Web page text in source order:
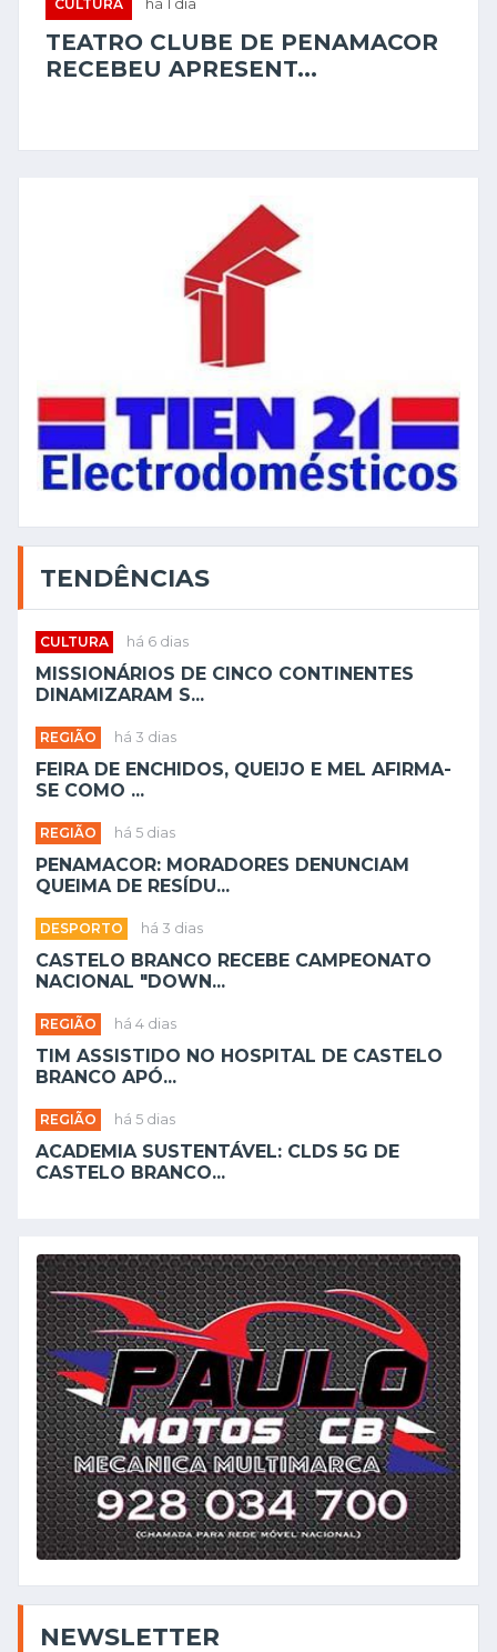
CULTURA há 1 dia
TEATRO CLUBE DE PENAMACOR
RECEBEU APRESENT...
TENDÊNCIAS
CULTURA há 6 dias
MISSIONÁRIOS DE CINCO CONTINENTES
DINAMIZARAM S...
REGIÃO há 3 dias
FEIRA DE ENCHIDOS, QUEIJO E MEL AFIRMA-
SE COMO ...
REGIÃO há 5 dias
PENAMACOR: MORADORES DENUNCIAM
QUEIMA DE RESÍDU...
DESPORTO há 3 dias
CASTELO BRANCO RECEBE CAMPEONATO
NACIONAL "DOWN...
REGIÃO há 4 dias
TIM ASSISTIDO NO HOSPITAL DE CASTELO
BRANCO APÓ...
REGIÃO há 5 dias
ACADEMIA SUSTENTÁVEL: CLDS 5G DE
CASTELO BRANCO...
NEWSLETTER